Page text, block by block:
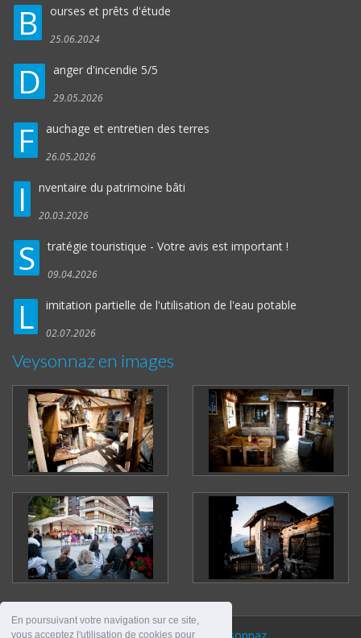
En poursuivant votre navigation sur ce site,
vous acceptez l'utilisation de cookies pour
B ourses et prêts d'étude
25.06.2024
D anger d'incendie 5/5
29.05.2026
F auchage et entretien des terres
26.05.2026
I nventaire du patrimoine bâti
20.03.2026
S tratégie touristique - Votre avis est important !
09.04.2026
L imitation partielle de l'utilisation de l'eau potable
02.07.2026
Veysonnaz en images